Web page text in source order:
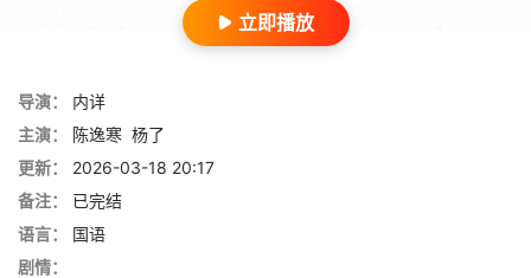
立即播放
导演：
内详
主演：
陈逸寒 杨了
更新：
2026-03-18 20:17
备注：
已完结
语言：
国语
剧情：